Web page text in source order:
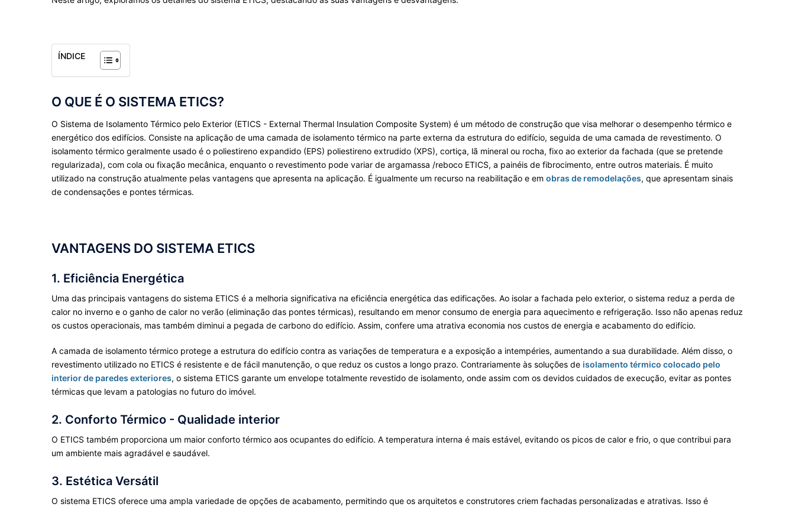
ÍNDICE
O QUE É O SISTEMA ETICS?
O Sistema de Isolamento Térmico pelo Exterior (ETICS - External Thermal Insulation Composite System) é um método de construção que visa melhorar o desempenho térmico e
energético dos edifícios. Consiste na aplicação de uma camada de isolamento térmico na parte externa da estrutura do edifício, seguida de uma camada de revestimento. O
isolamento térmico geralmente usado é o poliestireno expandido (EPS) poliestireno extrudido (XPS), cortiça, lã mineral ou rocha, fixo ao exterior da fachada (que se pretende
regularizada), com cola ou fixação mecânica, enquanto o revestimento pode variar de argamassa /reboco ETICS, a painéis de fibrocimento, entre outros materiais. É muito
utilizado na construção atualmente pelas vantagens que apresenta na aplicação. É igualmente um recurso na reabilitação e em obras de remodelações, que apresentam sinais
de condensações e pontes térmicas.
VANTAGENS DO SISTEMA ETICS
1. Eficiência Energética
Uma das principais vantagens do sistema ETICS é a melhoria significativa na eficiência energética das edificações. Ao isolar a fachada pelo exterior, o sistema reduz a perda de
calor no inverno e o ganho de calor no verão (eliminação das pontes térmicas), resultando em menor consumo de energia para aquecimento e refrigeração. Isso não apenas reduz
os custos operacionais, mas também diminui a pegada de carbono do edifício. Assim, confere uma atrativa economia nos custos de energia e acabamento do edifício.
A camada de isolamento térmico protege a estrutura do edifício contra as variações de temperatura e a exposição a intempéries, aumentando a sua durabilidade. Além disso, o
revestimento utilizado no ETICS é resistente e de fácil manutenção, o que reduz os custos a longo prazo. Contrariamente às soluções de isolamento térmico colocado pelo
interior de paredes exteriores, o sistema ETICS garante um envelope totalmente revestido de isolamento, onde assim com os devidos cuidados de execução, evitar as pontes
térmicas que levam a patologias no futuro do imóvel.
2. Conforto Térmico - Qualidade interior
O ETICS também proporciona um maior conforto térmico aos ocupantes do edifício. A temperatura interna é mais estável, evitando os picos de calor e frio, o que contribui para
um ambiente mais agradável e saudável.
3. Estética Versátil
O sistema ETICS oferece uma ampla variedade de opções de acabamento, permitindo que os arquitetos e construtores criem fachadas personalizadas e atrativas. Isso é